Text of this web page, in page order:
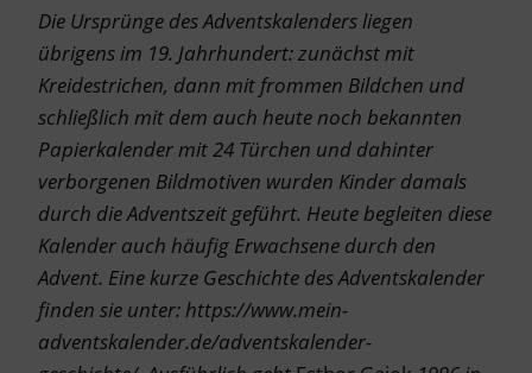
Die Ursprünge des Adventskalenders liegen
übrigens im 19. Jahrhundert: zunächst mit
Kreidestrichen, dann mit frommen Bildchen und
schließlich mit dem auch heute noch bekannten
Papierkalender mit 24 Türchen und dahinter
verborgenen Bildmotiven wurden Kinder damals
durch die Adventszeit geführt. Heute begleiten diese
Kalender auch häufig Erwachsene durch den
Advent. Eine kurze Geschichte des Adventskalender
finden sie unter: https://www.mein-
adventskalender.de/adventskalender-